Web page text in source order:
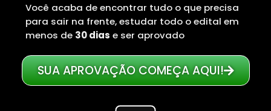
Você acaba de encontrar tudo o que precisa
para sair na frente, estudar todo o edital em
menos de 30 dias e ser aprovado
SUA APROVAÇÃO COMEÇA AQUI!